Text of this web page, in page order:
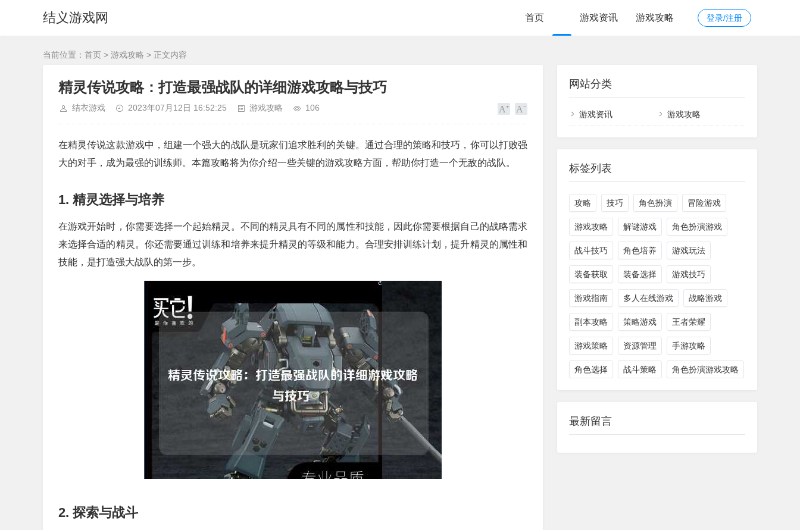
结义游戏网 登录/注册
首页 游戏资讯 游戏攻略
当前位置： 首页 > 游戏攻略 > 正文内容
精灵传说攻略：打造最强战队的详细游戏攻略与技巧
结衣游戏 2023年07月12日 16:52:25 游戏攻略 106
在精灵传说这款游戏中，组建一个强大的战队是玩家们追求胜利的关键。通过合理的策略和技巧，你可以打败强
大的对手，成为最强的训练师。本篇攻略将为你介绍一些关键的游戏攻略方面，帮助你打造一个无敌的战队。
1. 精灵选择与培养
在游戏开始时，你需要选择一个起始精灵。不同的精灵具有不同的属性和技能，因此你需要根据自己的战略需求
来选择合适的精灵。你还需要通过训练和培养来提升精灵的等级和能力。合理安排训练计划，提升精灵的属性和
技能，是打造强大战队的第一步。
2. 探索与战斗
网站分类
游戏资讯 游戏攻略
标签列表
攻略 技巧 角色扮演 冒险游戏
游戏攻略 解谜游戏 角色扮演游戏
战斗技巧 角色培养 游戏玩法
装备获取 装备选择 游戏技巧
游戏指南 多人在线游戏 战略游戏
副本攻略 策略游戏 王者荣耀
游戏策略 资源管理 手游攻略
角色选择 战斗策略 角色扮演游戏攻略
最新留言